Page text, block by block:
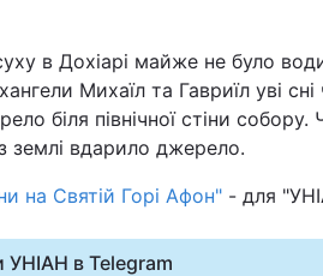
в Дохіарі майже не було
Михаїл та Гавриїл уві
біля північної стіни собору.
землі вдарило джерело.
на Святій Горі Афон" - для
УНІАН в Telegram